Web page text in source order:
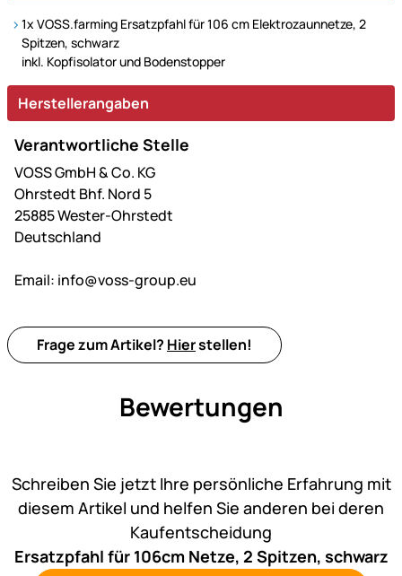
1x VOSS.farming Ersatzpfahl für 106 cm Elektrozaunnetze, 2
Spitzen, schwarz
inkl. Kopfisolator und Bodenstopper
Herstellerangaben
Verantwortliche Stelle
VOSS GmbH & Co. KG
Ohrstedt Bhf. Nord 5
25885 Wester-Ohrstedt
Deutschland
Email: info@voss-group.eu
Frage zum Artikel? Hierstellen!
Bewertungen
Schreiben Sie jetzt Ihre persönliche Erfahrung mit
diesem Artikel und helfen Sie anderen bei deren
Kaufentscheidung
Ersatzpfahl für 106cm Netze, 2 Spitzen, schwarz